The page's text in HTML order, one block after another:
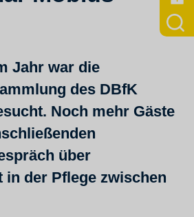
Jahr war die
des DBfK
Noch mehr Gäste
über
in der Pflege zwischen